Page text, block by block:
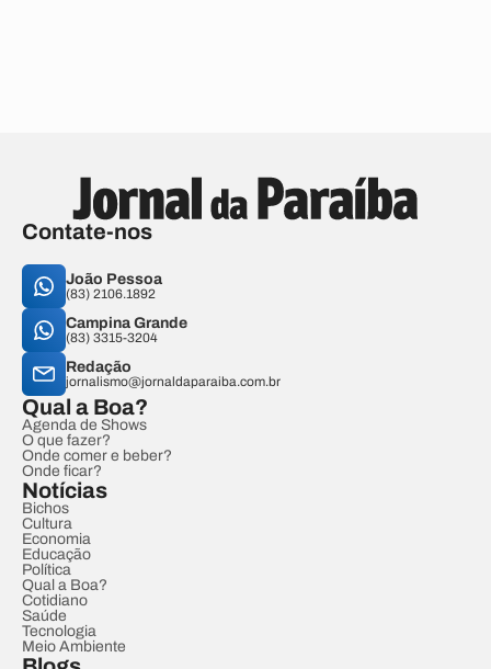
Contate-nos
João Pessoa
(83) 2106.1892
Campina Grande
(83) 3315-3204
Redação
jornalismo@jornaldaparaiba.com.br
Qual a Boa?
Agenda de Shows
O que fazer?
Onde comer e beber?
Onde ficar?
Notícias
Bichos
Cultura
Economia
Educação
Política
Qual a Boa?
Cotidiano
Saúde
Tecnologia
Meio Ambiente